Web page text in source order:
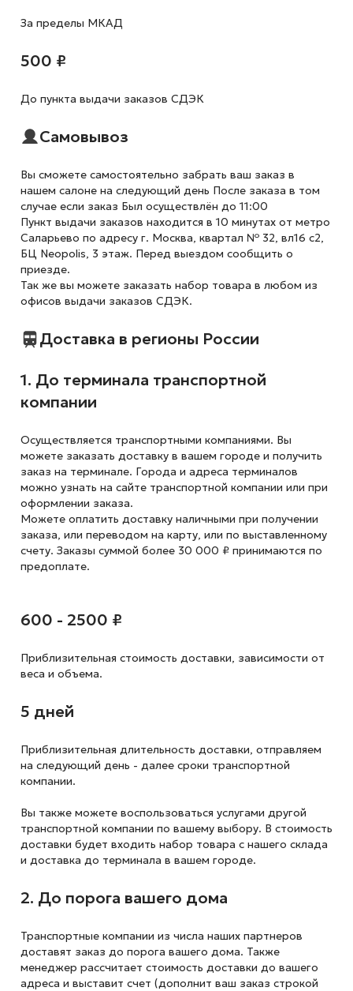
За пределы МКАД
500 ₽
До пункта выдачи заказов СДЭК
Самовывоз
Вы сможете самостоятельно забрать ваш заказ в
нашем салоне на следующий день После заказа в том
случае если заказ Был осуществлён до 11:00
Пункт выдачи заказов находится в 10 минутах от метро
Саларьево по адресу г. Москва, квартал № 32, вл16 с2,
БЦ Neopolis, 3 этаж. Перед выездом сообщить о
приезде.
Так же вы можете заказать набор товара в любом из
офисов выдачи заказов СДЭК.
Доставка в регионы России
1. До терминала транспортной
компании
Осуществляется транспортными компаниями. Вы
можете заказать доставку в вашем городе и получить
заказ на терминале. Города и адреса терминалов
можно узнать на сайте транспортной компании или при
оформлении заказа.
Можете оплатить доставку наличными при получении
заказа, или переводом на карту, или по выставленному
счету. Заказы суммой более 30 000 ₽ принимаются по
предоплате.
600 - 2500 ₽
Приблизительная стоимость доставки, зависимости от
веса и объема.
5 дней
Приблизительная длительность доставки, отправляем
на следующий день - далее сроки транспортной
компании.
Вы также можете воспользоваться услугами другой
транспортной компании по вашему выбору. В стоимость
доставки будет входить набор товара с нашего склада
и доставка до терминала в вашем городе.
2. До порога вашего дома
Транспортные компании из числа наших партнеров
доставят заказ до порога вашего дома. Также
менеджер рассчитает стоимость доставки до вашего
адреса и выставит счет (дополнит ваш заказ строкой